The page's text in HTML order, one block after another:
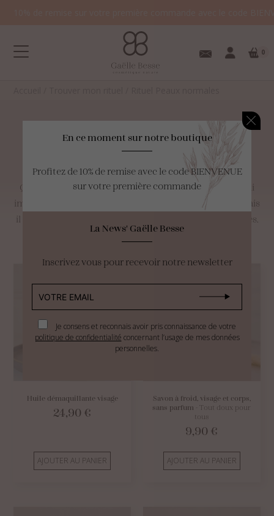
0
Votre panier est
vide.
RituelPeaux normales
Quelle chance! Grain de peau régulier, pas de rougeurs ni
imperfections, votre peau est parfaitement équilibrée mais
il faut la préserver! Retrouvez ici tous les produits adaptés.
Huile démaquillante visage
24,90 €
AJOUTER AU PANIER
Savon à froid, visage et corps,
sans parfum
- Tout doux pour
tous
9,90 €
AJOUTER AU PANIER
En ce moment sur notre boutique
Profitez de 10% de remise avec le code BIENVENUE
sur votre première commande
La News' Gaëlle Besse
Inscrivez vous pour recevoir notre newsletter
Je consens et reconnais avoir pris connaissance de votre
politique de confidentialité concernant l’usage de mes données
personnelles.